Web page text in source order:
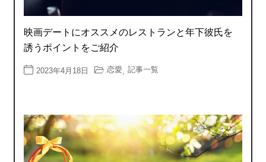
映画デートにオススメのレストランと年下彼氏を
誘うポイントをご紹介
2023年4月18日 恋愛 記事一覧